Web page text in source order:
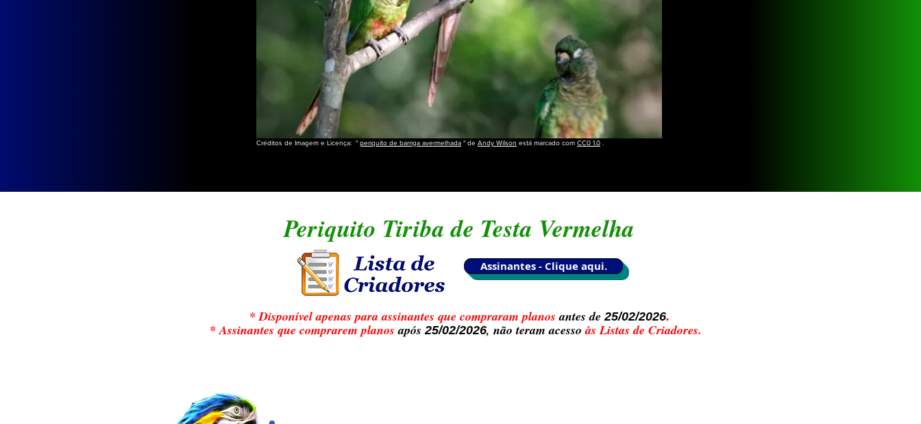
Créditos de Imagem e Licença: " periquito de barriga avermelhada " de Andy Wilson está marcado com CC0 1.0
Periquito Tiriba de Testa Vermelha
Assinantes - Clique aqui.
* Disponível apenas para assinantes que compraram planosantes de25/02/2026.
* Assinantes que comprarem planosapós25/02/2026, não teram acesso às Listas de Criadores.